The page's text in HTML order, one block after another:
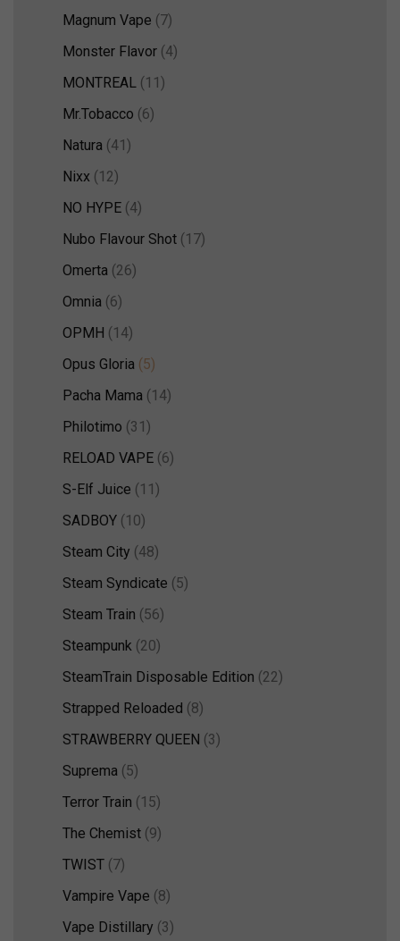
Magnum Vape (7)
Monster Flavor (4)
MONTREAL (11)
Mr.Tobacco (6)
Natura (41)
Nixx (12)
NO HYPE (4)
Nubo Flavour Shot (17)
Omerta (26)
Omnia (6)
OPMH (14)
Opus Gloria (5)
Pacha Mama (14)
Philotimo (31)
RELOAD VAPE (6)
S-Elf Juice (11)
SADBOY (10)
Steam City (48)
Steam Syndicate (5)
Steam Train (56)
Steampunk (20)
SteamTrain Disposable Edition (22)
Strapped Reloaded (8)
STRAWBERRY QUEEN (3)
Suprema (5)
Terror Train (15)
The Chemist (9)
TWIST (7)
Vampire Vape (8)
Vape Distillary (3)